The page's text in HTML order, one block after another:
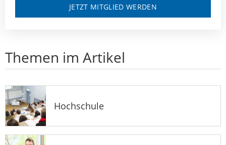
JETZT MITGLIED WERDEN
Themen im Artikel
Hochschule